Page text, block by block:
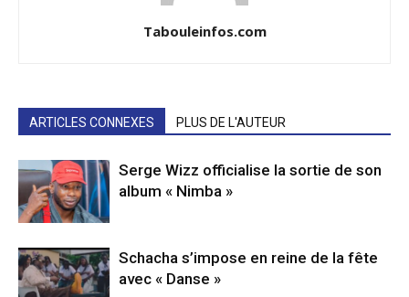
Tabouleinfos.com
ARTICLES CONNEXES PLUS DE L'AUTEUR
Serge Wizz officialise la sortie de son
album « Nimba »
Schacha s’impose en reine de la fête
avec « Danse »